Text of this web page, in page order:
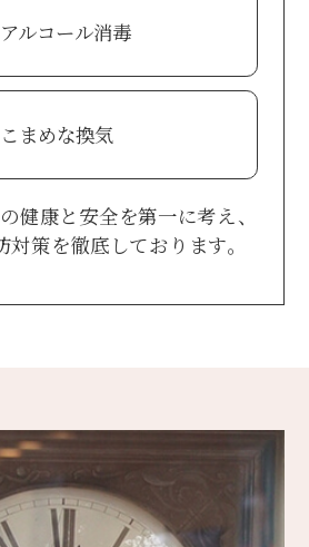
アルコール消毒
こまめな換気
健康と安全を第一に考え、
対策を徹底しております。